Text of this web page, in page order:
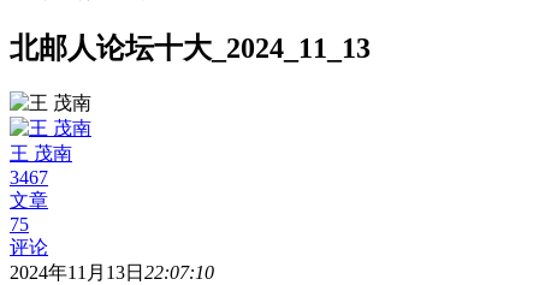
北邮人论坛十大_2024_11_13
王 茂南
3467
文章
75
评论
2024年11月13日 22:07:10